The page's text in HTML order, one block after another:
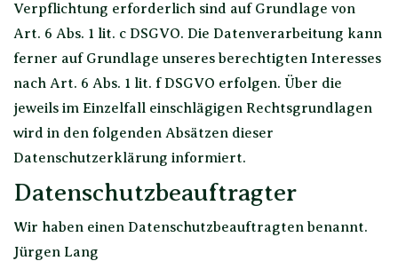
Verpflichtung erforderlich sind auf Grundlage von
Art. 6 Abs. 1 lit. c DSGVO. Die Datenverarbeitung kann
ferner auf Grundlage unseres berechtigten Interesses
nach Art. 6 Abs. 1 lit. f DSGVO erfolgen. Über die
jeweils im Einzelfall einschlägigen Rechtsgrundlagen
wird in den folgenden Absätzen dieser
Datenschutzerklärung informiert.
Datenschutz­beauftragter
Wir haben einen Datenschutzbeauftragten benannt.
Jürgen Lang